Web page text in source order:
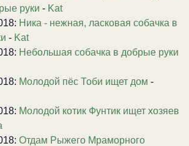
руки - Kat
Ника - нежная, ласковая собачка в
- Kat
Небольшая собачка в добрые руки
Молодой пёс Тоби ищет дом -
Молодой котик Фунтик ищет хозяев
Отдам Рыжего Мраморного